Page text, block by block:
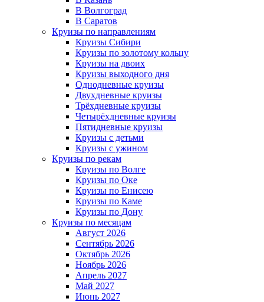
В Волгоград
В Саратов
Круизы по направлениям
Круизы Сибири
Круизы по золотому кольцу
Круизы на двоих
Круизы выходного дня
Однодневные круизы
Двухдневные круизы
Трёхдневные круизы
Четырёхдневные круизы
Пятидневные круизы
Круизы с детьми
Круизы с ужином
Круизы по рекам
Круизы по Волге
Круизы по Оке
Круизы по Енисею
Круизы по Каме
Круизы по Дону
Круизы по месяцам
Август 2026
Сентябрь 2026
Октябрь 2026
Ноябрь 2026
Апрель 2027
Май 2027
Июнь 2027